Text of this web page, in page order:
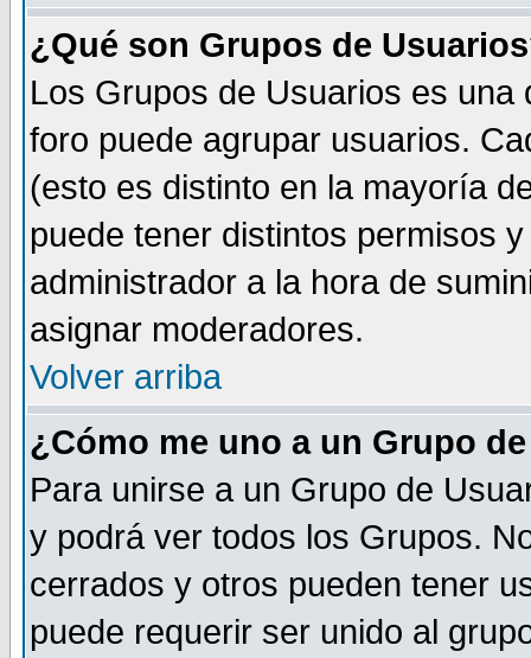
¿Qué son Grupos de
Los Grupos de Usuarios es
foro puede agrupar usuarios.
(esto es distinto en la mayoría
puede tener distintos permisos
administrador a la hora de
asignar moderadores.
Volver arriba
¿Cómo me uno a un Grupo
Para unirse a un Grupo de
y podrá ver todos los Grupos.
cerrados y otros pueden tener
puede requerir ser unido al